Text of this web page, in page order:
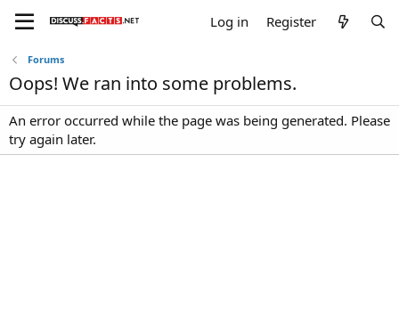
Log in Register
Forums
Oops! We ran into some problems.
An error occurred while the page was being generated. Please
try again later.